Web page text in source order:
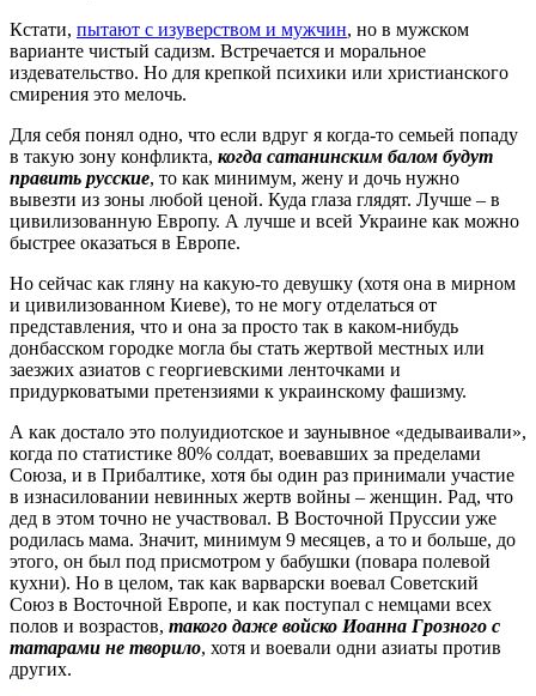
Кстати, пытают с изуверством и мужчин, но в мужском
варианте чистый садизм. Встречается и моральное
издевательство. Но для крепкой психики или христианского
смирения это мелочь.
Для себя понял одно, что если вдруг я когда-то семьей попаду
в такую зону конфликта, когда сатанинским балом будут
править русские, то как минимум, жену и дочь нужно
вывезти из зоны любой ценой. Куда глаза глядят. Лучше – в
цивилизованную Европу. А лучше и всей Украине как можно
быстрее оказаться в Европе.
Но сейчас как гляну на какую-то девушку (хотя она в мирном
и цивилизованном Киеве), то не могу отделаться от
представления, что и она за просто так в каком-нибудь
донбасском городке могла бы стать жертвой местных или
заезжих азиатов с георгиевскими ленточками и
придурковатыми претензиями к украинскому фашизму.
А как достало это полуидиотское и заунывное «дедываивали»,
когда по статистике 80% солдат, воевавших за пределами
Союза, и в Прибалтике, хотя бы один раз принимали участие
в изнасиловании невинных жертв войны – женщин. Рад, что
дед в этом точно не участвовал. В Восточной Пруссии уже
родилась мама. Значит, минимум 9 месяцев, а то и больше, до
этого, он был под присмотром у бабушки (повара полевой
кухни). Но в целом, так как варварски воевал Советский
Союз в Восточной Европе, и как поступал с немцами всех
полов и возрастов, такого даже войско Иоанна Грозного с
татарами не творило, хотя и воевали одни азиаты против
других.